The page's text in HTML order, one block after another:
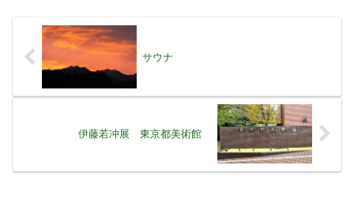
サウナ
伊藤若冲展 東京都美術館